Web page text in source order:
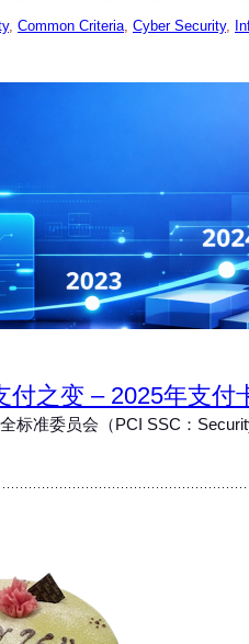
, Common Criteria Cyber Security,
付之变 – 2025年支付
标准委员会（PCI SSC：